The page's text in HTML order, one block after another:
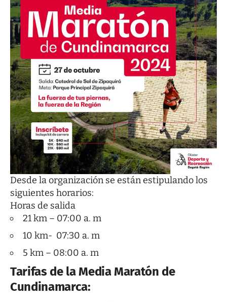
Desde la organización se están estipulando los
siguientes horarios:
Horas de salida
21 km – 07:00 a. m
10 km- 07:30 a. m
5 km – 08:00 a. m
Tarifas de la Media Maratón de
Cundinamarca: